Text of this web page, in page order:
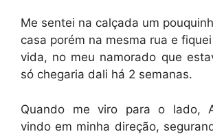
Me sentei na calçada um
casa porém na mesma rua e
vida, no meu namorado que
só chegaria dali há 2 semanas.
Quando me viro para o lado,
vindo em minha direção,